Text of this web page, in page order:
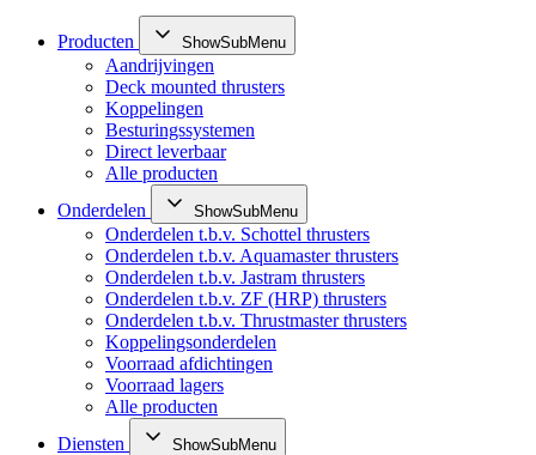
Producten ShowSubMenu
Aandrijvingen
Deck mounted thrusters
Koppelingen
Besturingssystemen
Direct leverbaar
Alle producten
Onderdelen
ShowSubMenu
Onderdelen t.b.v. Schottel thrusters
Onderdelen t.b.v. Aquamaster thrusters
Onderdelen t.b.v. Jastram thrusters
Onderdelen t.b.v. ZF (HRP) thrusters
Onderdelen t.b.v. Thrustmaster thrusters
Koppelingsonderdelen
Voorraad afdichtingen
Voorraad lagers
Alle producten
Diensten
ShowSubMenu